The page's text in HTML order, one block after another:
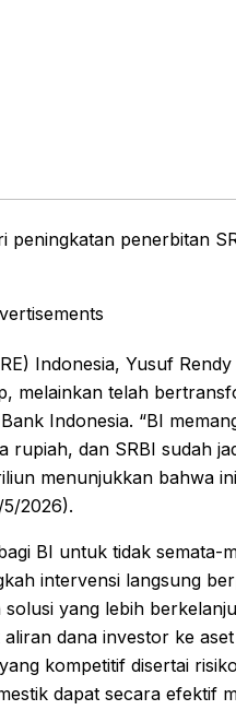
peningkatan penerbitan
Indonesia, Yusuf
melainkan telah
Indonesia. “BI
dan SRBI sudah
menunjukkan bahwa
2026).
BI untuk tidak semata-
intervensi langsung
yang lebih
dana investor ke
kompetitif disertai
dapat secara efektif